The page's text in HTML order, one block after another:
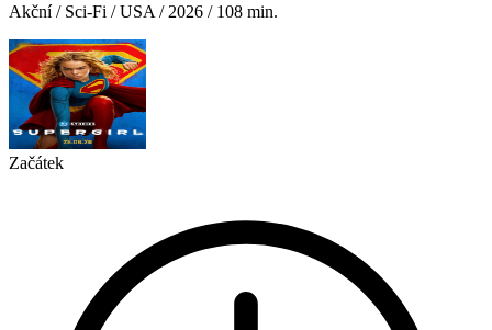
Akční / Sci-Fi / USA / 2026 / 108 min.
Začátek